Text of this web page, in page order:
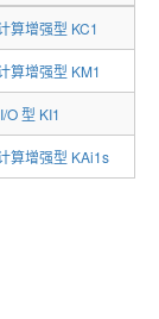
算增强型 KC1
算增强型 KM1
O 型 KI1
算增强型 KAi1s